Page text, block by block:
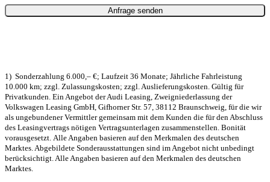
1) Sonderzahlung 6.000,– €; Laufzeit 36 Monate; Jährliche Fahrleistung
10.000 km; zzgl. Zulassungskosten; zzgl. Auslieferungskosten. Gültig für
Privatkunden. Ein Angebot der Audi Leasing, Zweigniederlassung der
Volkswagen Leasing GmbH, Gifhorner Str. 57, 38112 Braunschweig, für die wir
als ungebundener Vermittler gemeinsam mit dem Kunden die für den Abschluss
des Leasingvertrags nötigen Vertragsunterlagen zusammenstellen. Bonität
vorausgesetzt. Alle Angaben basieren auf den Merkmalen des deutschen
Marktes. Abgebildete Sonderausstattungen sind im Angebot nicht unbedingt
berücksichtigt. Alle Angaben basieren auf den Merkmalen des deutschen
Marktes.